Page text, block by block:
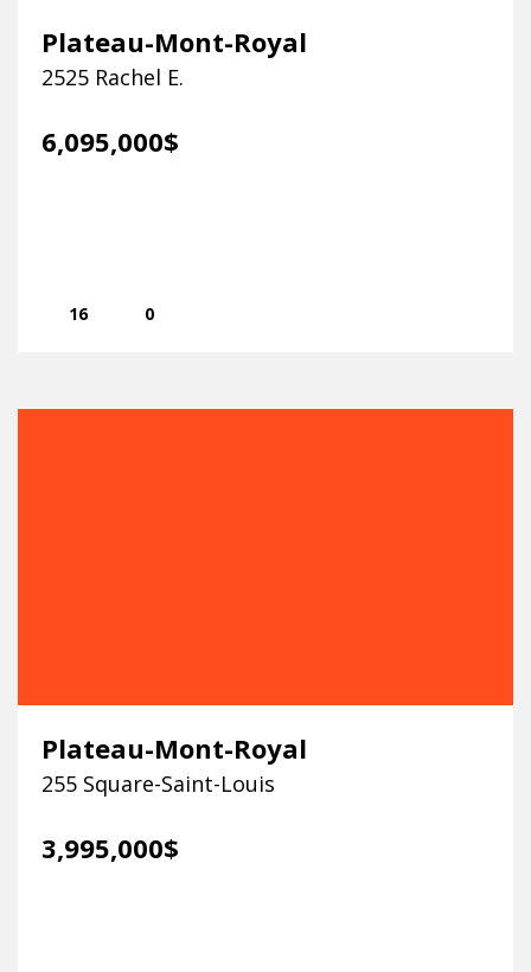
Plateau-Mont-Royal
2525 Rachel E.
6,095,000$
16 0
Plateau-Mont-Royal
255 Square-Saint-Louis
3,995,000$